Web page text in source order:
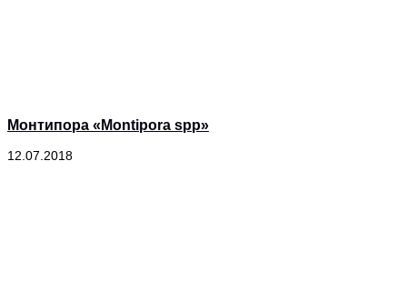
Монтипора «Montipora spp»
12.07.2018